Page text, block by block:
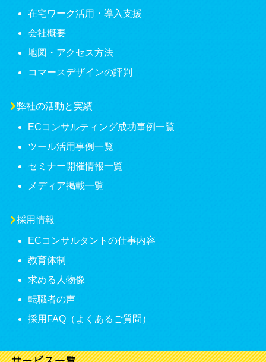
在宅ワーク活用・導入支援
会社概要
地図・アクセス方法
コマースデザインの評判
弊社の活動と実績
ECコンサルティング成功事例一覧
ツール活用事例一覧
セミナー開催情報一覧
メディア掲載一覧
採用情報
ECコンサルタントの仕事内容
教育体制
求める人物像
転職者の声
採用FAQ（よくあるご質問）